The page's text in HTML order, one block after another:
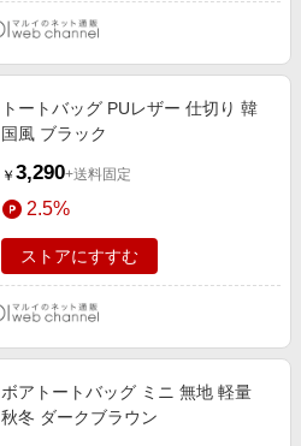
トートバッグ PUレザー 仕切り 韓
国風 ブラック
￥ 3,290+送料固定
2.5%
ストアにすすむ
ボアトートバッグ ミニ 無地 軽量
秋冬 ダークブラウン